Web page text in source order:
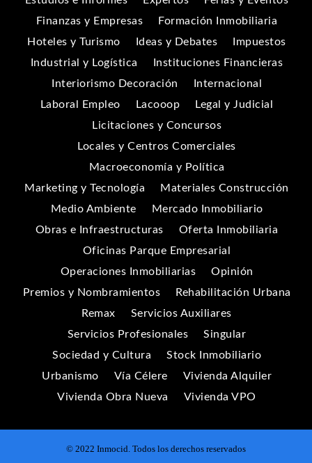
Finanzas y Empresas
Formación Inmobiliaria
Hoteles y Turismo
Ideas y Debates
Impuestos
Industrial y Logística
Instituciones Financieras
Interiorismo Decoración
Internacional
Laboral Empleo
Lacooop
Legal y Judicial
Licitaciones y Concursos
Locales y Centros Comerciales
Macroeconomía y Política
Marketing y Tecnología
Materiales Construcción
Medio Ambiente
Mercado Inmobiliario
Obras e Infraestructuras
Oferta Inmobiliaria
Oficinas Parque Empresarial
Operaciones Inmobiliarias
Opinión
Premios y Nombramientos
Rehabilitación Urbana
Remax
Servicios Auxiliares
Servicios Profesionales
Singular
Sociedad y Cultura
Stock Inmobiliario
Urbanismo
Vía Célere
Vivienda Alquiler
Vivienda Obra Nueva
Vivienda VPO
© 2022 Inmocid. Todos los derechos reservados